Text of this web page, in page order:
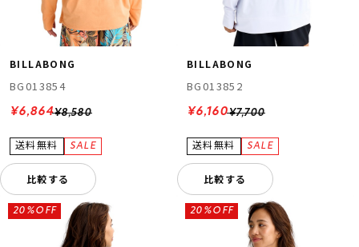
BILLABONG
BG013854
¥8,580
¥6,864
比較する
BILLABONG
BG013852
¥7,700
¥6,160
比較する
20%OFF 20%OFF